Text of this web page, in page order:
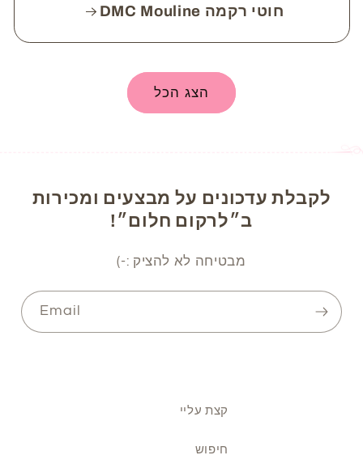
חוטי רקמה DMC Mouline
הצג הכל
לקבלת עדכונים על מבצעים ומכירות
ב״לרקום חלום״!
מבטיחה לא להציק :-)
Email
קצת עליי
חיפוש